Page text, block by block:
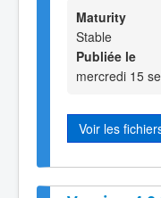
Maturity
Stable
Publiée le
mercredi 15
Voir les